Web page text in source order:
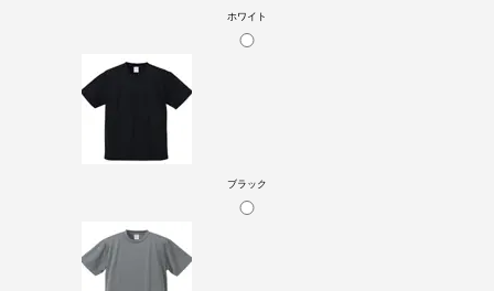
ホワイト
ブラック